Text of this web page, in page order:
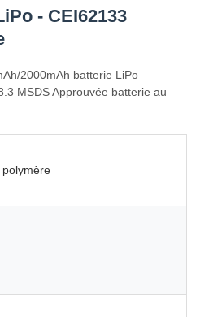
- CEI62133
2000mAh batterie LiPo
MSDS Approuvée batterie au
polymère